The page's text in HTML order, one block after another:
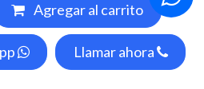
Agregar al carrito
Llamar ahora